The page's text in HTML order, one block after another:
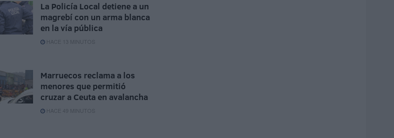
La Policía Local detiene a un
magrebí con un arma blanca
en la vía pública
HACE 13 MINUTOS
Marruecos reclama a los
menores que permitió
cruzar a Ceuta en avalancha
HACE 49 MINUTOS